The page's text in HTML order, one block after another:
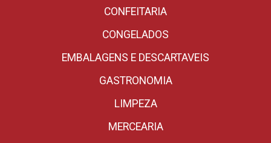
CONFEITARIA
CONGELADOS
EMBALAGENS E DESCARTAVEIS
GASTRONOMIA
LIMPEZA
MERCEARIA